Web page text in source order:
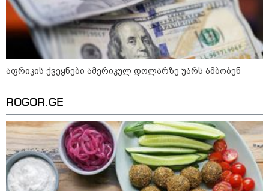
კატეგორიები
7
აგვისტო
დღის ზოგადი
ასტროლოგიური
პროგნოზი
ეს დღე გამოირჩევა სტაბილური და მშვიდი ენერგიით. კარგი
აფრიკის ქვეყნები ამერიკულ დოლარზე უარს ამბობენ
ROGOR.GE